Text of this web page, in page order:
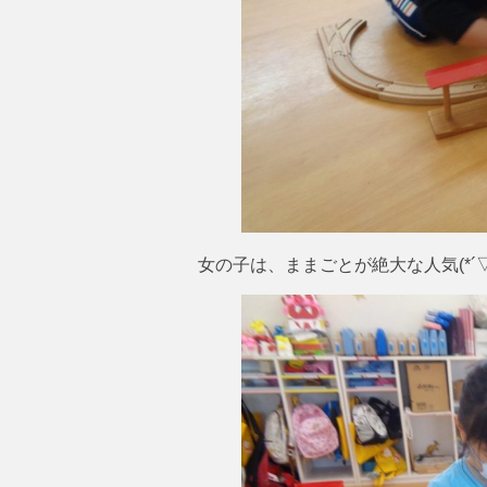
女の子は、ままごとが絶大な人気